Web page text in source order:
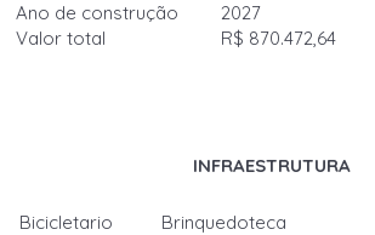
Ano de construção
2027
Valor total
R$ 870.472,64
INFRAESTRUTURA
Bicicletario
Brinquedoteca